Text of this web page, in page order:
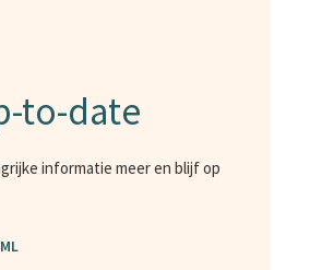
to-date
informatie meer en blijf op